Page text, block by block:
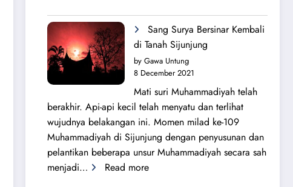
Sang
Surya
dari
Balik
Pura
Sang Surya Bersinar Kembali
di Tanah Sijunjung
by Gawa Untung
8 December 2021
Mati suri Muhammadiyah telah
berakhir. Api-api kecil telah menyatu dan terlihat
wujudnya belakangan ini. Momen milad ke-109
Muhammadiyah di Sijunjung dengan penyusunan dan
pelantikan beberapa unsur Muhammadiyah secara sah
menjadi…
Read more: